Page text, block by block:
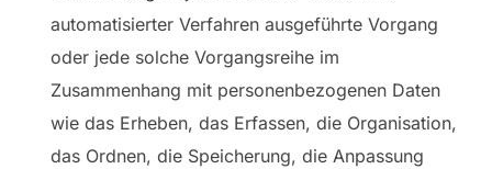
automatisierter Verfahren ausgeführte Vorgang
oder jede solche Vorgangsreihe im
Zusammenhang mit personenbezogenen Daten
wie das Erheben, das Erfassen, die Organisation,
das Ordnen, die Speicherung, die Anpassung